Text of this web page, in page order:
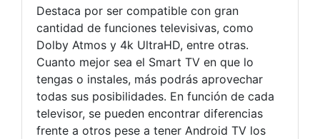
Destaca por ser compatible con gran
cantidad de funciones televisivas, como
Dolby Atmos y 4k UltraHD, entre otras.
Cuanto mejor sea el Smart TV en que lo
tengas o instales, más podrás aprovechar
todas sus posibilidades. En función de cada
televisor, se pueden encontrar diferencias
frente a otros pese a tener Android TV los